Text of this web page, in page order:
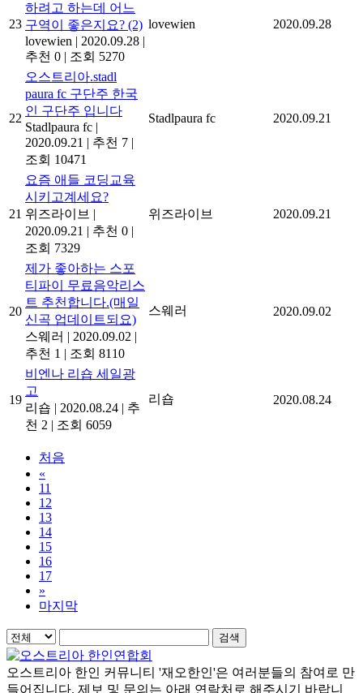
23
하려고 하는데 어느
구역이 좋은지요? (2)
lovewien | 2020.09.28 |
추천 0 | 조회 5270
lovewien 2020.09.28
22
오스트리아.stadl
paura fc 구단주 한국
인 구단주 입니다
Stadlpaura fc |
2020.09.21 | 추천 7 |
조회 10471
Stadlpaura fc 2020.09.21
21
요즘 애들 코딩교육
시키고계세요?
위즈라이브 |
2020.09.21 | 추천 0 |
조회 7329
위즈라이브 2020.09.21
20
제가 좋아하는 스포
티파이 무료음악리스
트 추천합니다.(매일
신곡 업데이트되요)
스웨러 | 2020.09.02 |
추천 1 | 조회 8110
스웨러 2020.09.02
19
비엔나 리숍 세일광
고
리숍 | 2020.08.24 | 추
천 2 | 조회 6059
리숍 2020.08.24
처음
«
11
12
13
14
15
16
17
»
마지막
검색
오스트리아 한인 커뮤니티 '재오한인'은 여러분들의 참여로 만
들어집니다. 제보 및 문의는 아래 연락처로 해주시기 바랍니